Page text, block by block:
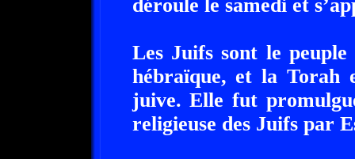
déroule le samedi et
Les Juifs sont le
hébraïque, et la Torah
juive. Elle fut
religieuse des Juifs par